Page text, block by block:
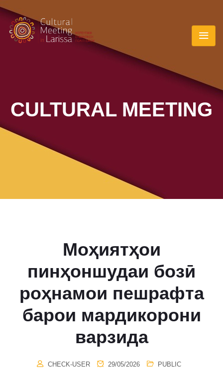
CULTURAL MEETING
Моҳиятҳои
пинҳоншудаи бозӣ
роҳнамои пешрафта
барои мардикорони
варзида
CHECK-USER 29/05/2026 PUBLIC